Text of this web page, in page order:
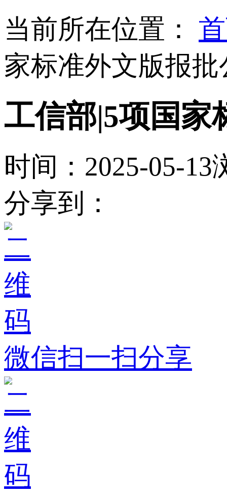
当前所在位置：
家标准外文版报批
工信部|5项国家
时间：2025-05-13
分享到：
微信扫一扫分享